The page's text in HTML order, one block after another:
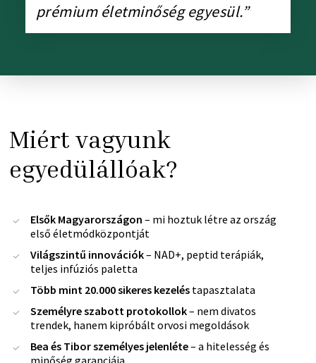
prémium életminőség egyesül.”
Miért vagyunk
egyedülállóak?
Elsők Magyarországon – mi hoztuk létre az ország
első életmódközpontját
Világszintű innovációk– NAD+, peptid terápiák,
teljes infúziós paletta
Több mint 20.000 sikeres kezelés tapasztalata
Személyre szabott protokollok– nem divatos
trendek, hanem kipróbált orvosi megoldások
Bea és Tibor személyes jelenléte– a hitelesség és
minőség garanciája